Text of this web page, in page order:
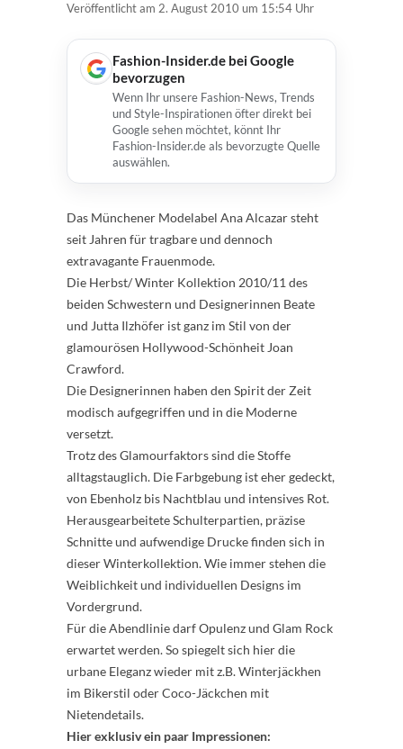
Veröffentlicht am 2. August 2010 um 15:54 Uhr
Fashion-Insider.de bei Google
bevorzugen
Wenn Ihr unsere Fashion-News, Trends
und Style-Inspirationen öfter direkt bei
Google sehen möchtet, könnt Ihr
Fashion-Insider.de als bevorzugte Quelle
auswählen.
Das Münchener Modelabel Ana Alcazar steht
seit Jahren für tragbare und dennoch
extravagante Frauenmode.
Die Herbst/ Winter Kollektion 2010/11 des
beiden Schwestern und Designerinnen Beate
und Jutta Ilzhöfer ist ganz im Stil von der
glamourösen Hollywood-Schönheit Joan
Crawford.
Die Designerinnen haben den Spirit der Zeit
modisch aufgegriffen und in die Moderne
versetzt.
Trotz des Glamourfaktors sind die Stoffe
alltagstauglich. Die Farbgebung ist eher gedeckt,
von Ebenholz bis Nachtblau und intensives Rot.
Herausgearbeitete Schulterpartien, präzise
Schnitte und aufwendige Drucke finden sich in
dieser Winterkollektion. Wie immer stehen die
Weiblichkeit und individuellen Designs im
Vordergrund.
Für die Abendlinie darf Opulenz und Glam Rock
erwartet werden. So spiegelt sich hier die
urbane Eleganz wieder mit z.B. Winterjäckhen
im Bikerstil oder Coco-Jäckchen mit
Nietendetails.
Hier exklusiv ein paar Impressionen: